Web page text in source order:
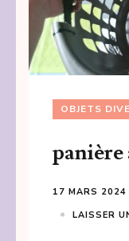
OBJETS
panière
17 MARS 2024
LAISSER